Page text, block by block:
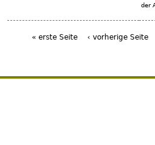
der
« erste Seite ‹ vorherige Seite